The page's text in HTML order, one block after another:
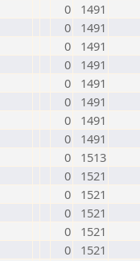
0
1491
0
1491
0
1491
0
1491
0
1491
0
1491
0
1491
0
1491
0
1513
0
1521
0
1521
0
1521
0
1521
0
1521